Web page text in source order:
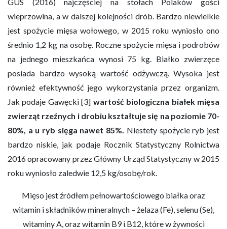
wieprzowina, a w dalszej kolejności drób. Bardzo niewielkie
jest spożycie mięsa wołowego, w 2015 roku wyniosło ono
średnio 1,2 kg na osobę. Roczne spożycie mięsa i podrobów
na jednego mieszkańca wynosi 75 kg. Białko zwierzęce
posiada bardzo wysoką wartość odżywczą. Wysoka jest
również efektywność jego wykorzystania przez organizm.
Jak podaje Gawęcki [3] wartość biologiczna białek mięsa
zwierząt rzeźnych i drobiu kształtuje się na poziomie 70-
80%, a u ryb sięga nawet 85%. Niestety spożycie ryb jest
bardzo niskie, jak podaje Rocznik Statystyczny Rolnictwa
2016 opracowany przez Główny Urząd Statystyczny w 2015
roku wyniosło zaledwie 12,5 kg/osobę/rok.
Mięso jest źródłem pełnowartościowego białka oraz
witamin i składników mineralnych – żelaza (Fe), selenu (Se),
witaminy A, oraz witamin B9 i B12, które w żywności